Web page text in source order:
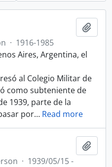
· 1916-1985
Aires, Argentina, el
al Colegio Militar de
como subteniente de
1939, parte de la
por… Read more
· 1939/05/15 -